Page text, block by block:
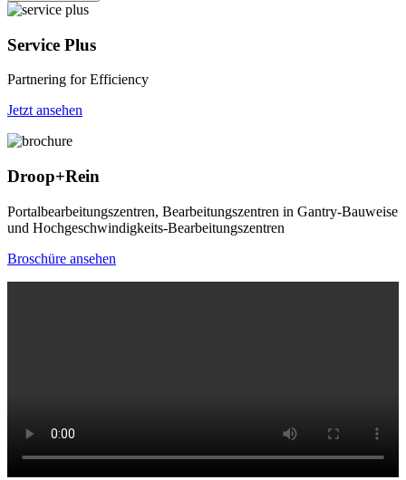
Service Plus
Partnering for Efficiency
Jetzt ansehen
Droop+Rein
Portalbearbeitungszentren, Bearbeitungszentren in Gantry-Bauweise
und Hochgeschwindigkeits-Bearbeitungszentren
Broschüre ansehen